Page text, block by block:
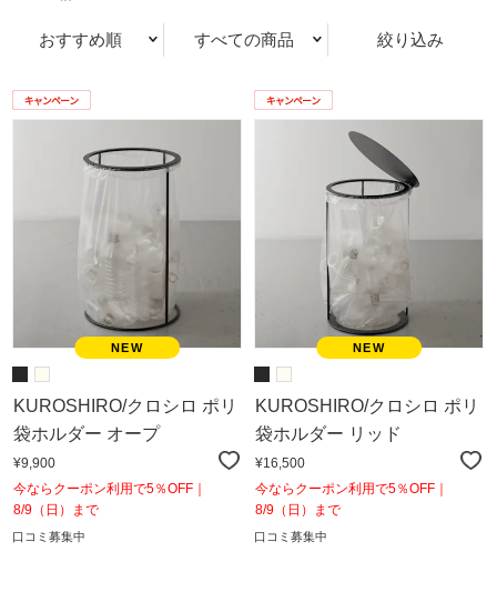
おすすめ順 すべての商品 絞り込み
KUROSHIRO/クロシロ ポリ
袋ホルダー オープ
¥9,900
今ならクーポン利用で5％OFF｜
8/9（日）まで
口コミ募集中
KUROSHIRO/クロシロ ポリ
袋ホルダー リッド
¥16,500
今ならクーポン利用で5％OFF｜
8/9（日）まで
口コミ募集中